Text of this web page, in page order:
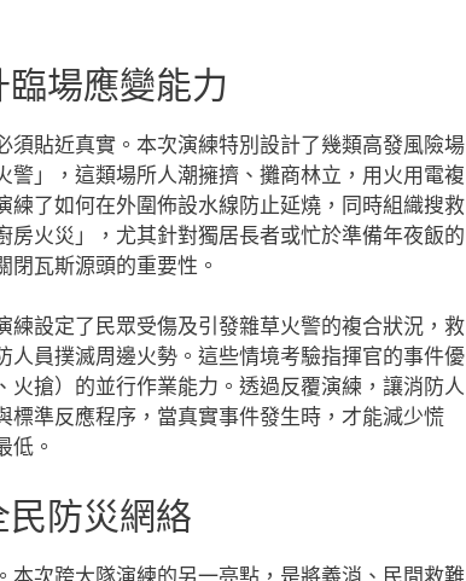
場應變能力
貼近真實。本次演練特別設計了幾類高發風險場
」，這類場所人潮擁擠、攤商林立，用火用電複
了如何在外圍佈設水線防止延燒，同時組織搜救
火災」，尤其針對獨居長者或忙於準備年夜飯的
閉瓦斯源頭的重要性。
練設定了民眾受傷及引發雜草火警的複合狀況，救
員撲滅周邊火勢。這些情境考驗指揮官的事件優
搶）的並行作業能力。透過反覆演練，讓消防人
標準反應程序，當真實事件發生時，才能減少慌
低。
防災網絡
本次跨大隊演練的另一亮點，是將義消、民間救難